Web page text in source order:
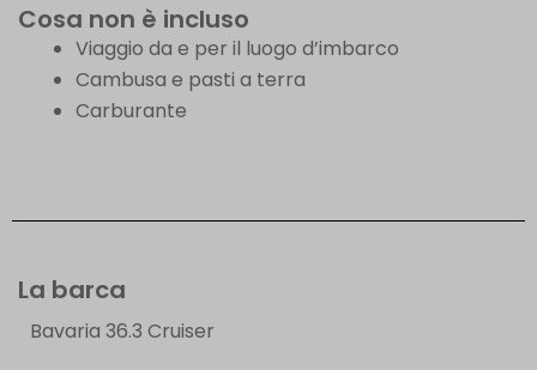
Cosa non è incluso
Viaggio da e per il luogo d’imbarco
Cambusa e pasti a terra
Carburante
La barca
Bavaria 36.3 Cruiser